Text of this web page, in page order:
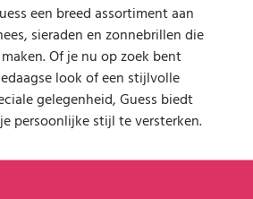
een breed assortiment aan
sieraden en zonnebrillen die
Of je nu op zoek bent
look of een stijlvolle
gelegenheid, Guess biedt
persoonlijke stijl te versterken.